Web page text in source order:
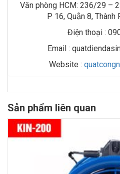
Văn phòng HCM: 236/29 –
P 16, Quận 8, Thành
Điện thoại :
Email :
Website :
Sản phẩm liên quan